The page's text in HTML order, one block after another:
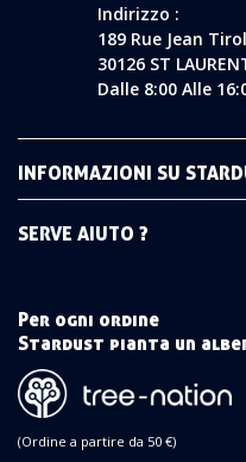
Indirizzo :
189 Rue Jean
30126 ST
Dalle 8:00 Alle
INFORMAZIONI SU
SERVE AIUTO ?
Per ogni ordine
Stardust pianta un
(Ordine a partire da 50 €)